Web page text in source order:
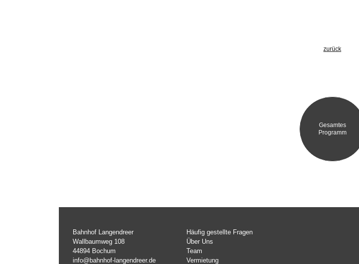
zurück
Gesamtes
Programm
Bahnhof Langendreer
Wallbaumweg 108
44894 Bochum
info@bahnhof-langendreer.de
Häufig gestellte Fragen
Über Uns
Team
Vermietung